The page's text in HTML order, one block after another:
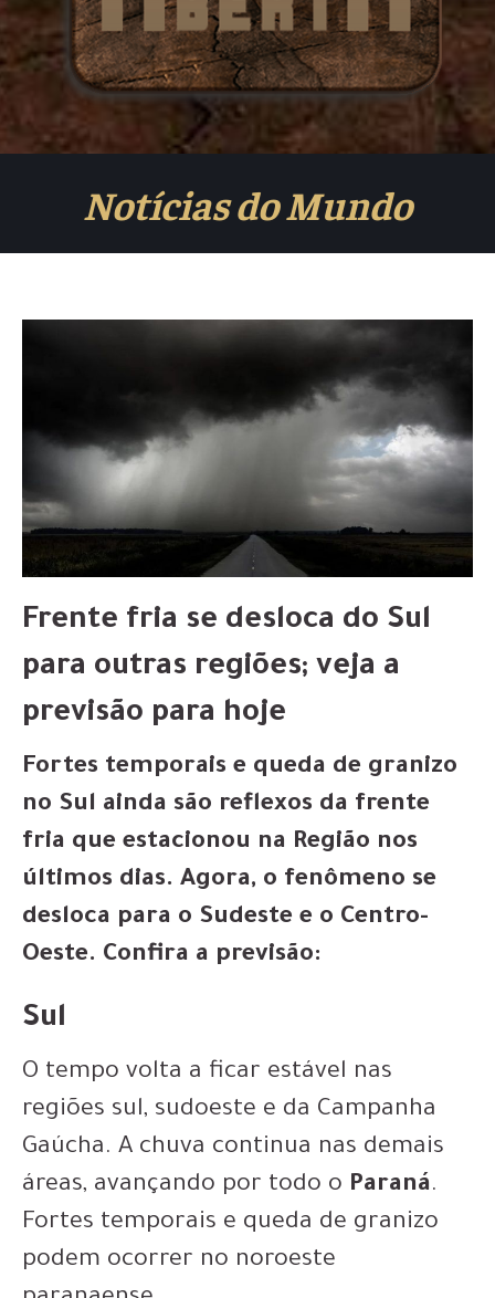
Notícias do Mundo
Frente fria se desloca do Sul
para outras regiões; veja a
previsão para hoje
Fortes temporais e queda de granizo
no Sul ainda são reflexos da frente
fria que estacionou na Região nos
últimos dias. Agora, o fenômeno se
desloca para o Sudeste e o Centro-
Oeste. Confira a previsão:
Sul
O tempo volta a ficar estável nas
regiões sul, sudoeste e da Campanha
Gaúcha. A chuva continua nas demais
áreas, avançando por todo o Paraná.
Fortes temporais e queda de granizo
podem ocorrer no noroeste